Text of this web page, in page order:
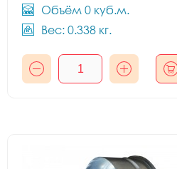
Объём 0 куб.м.
Вес: 0.338 кг.